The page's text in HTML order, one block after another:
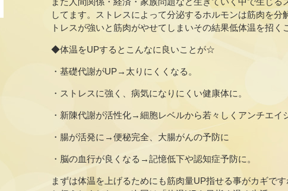
してます。ストレスによって分泌するホルモンは筋肉を分
トレスが強いと筋肉がやせてしまいその結果低体温を招く
◆体温をUPするとこんなに良いことが☆
・基礎代謝がUP→太りにくくなる。
・ストレスに強く、病気になりにくい健康体に。
・新陳代謝が活性化→細胞レベルから若々しくアンチエイ
・腸が活発に→便秘完全、大腸がんの予防に
・脳の血行が良くなる→記憶低下や認知症予防に。
まずは体温を上げるためにも筋肉量UP指せる事がカギで